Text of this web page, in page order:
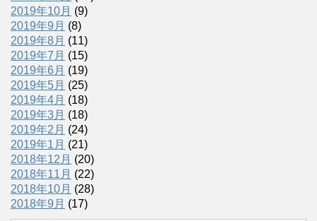
2019年10月 (9)
2019年9月 (8)
2019年8月 (11)
2019年7月 (15)
2019年6月 (19)
2019年5月 (25)
2019年4月 (18)
2019年3月 (18)
2019年2月 (24)
2019年1月 (21)
2018年12月 (20)
2018年11月 (22)
2018年10月 (28)
2018年9月 (17)